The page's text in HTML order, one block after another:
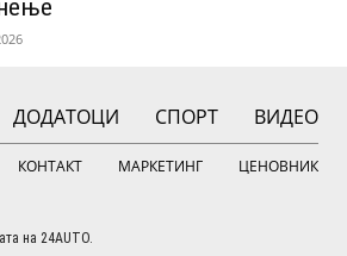
ДОДАТОЦИ СПОРТ ВИДЕО
КОНТАКТ МАРКЕТИНГ ЦЕНОВНИК
на 24AUTO.